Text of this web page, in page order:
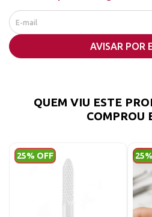
AVISAR POR
QUEM VIU ESTE
COMPROU
25% OFF